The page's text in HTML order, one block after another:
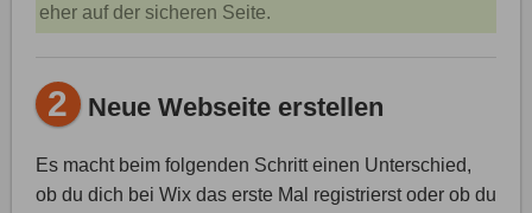
eher auf der sicheren Seite.
2 Neue Webseite erstellen
Es macht beim folgenden Schritt einen Unterschied,
ob du dich bei Wix das erste Mal registrierst oder ob du